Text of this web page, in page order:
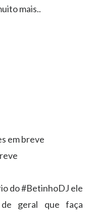
mais..
em breve
do #BetinhoDJ ele
geral que faça